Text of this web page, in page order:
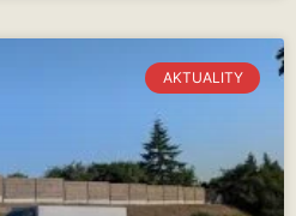
AKTUALITY